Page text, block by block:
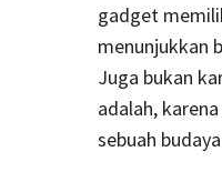
gadget
menunjukkan
Juga bukan
adalah,
sebuah